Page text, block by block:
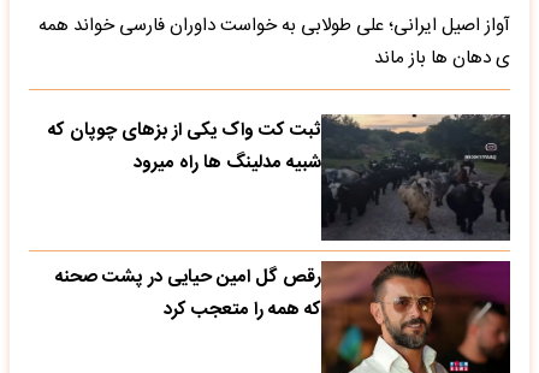
آواز اصیل ایرانی؛ علی طولابی به خواست داوران فارسی خواند همه
ی دهان ها باز ماند
ثبت کت واک یکی از بزهای چوپان که
شبیه مدلینگ ها راه میرود
رقص گل امین حیایی در پشت صحنه
که همه را متعجب کرد